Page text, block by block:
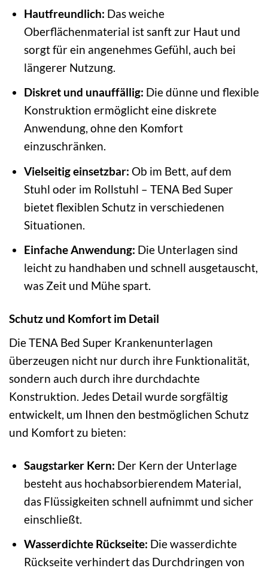
Hautfreundlich: Das weiche
Oberflächenmaterial ist sanft zur Haut und
sorgt für ein angenehmes Gefühl, auch bei
längerer Nutzung.
Diskret und unauffällig: Die dünne und flexible
Konstruktion ermöglicht eine diskrete
Anwendung, ohne den Komfort
einzuschränken.
Vielseitig einsetzbar: Ob im Bett, auf dem
Stuhl oder im Rollstuhl – TENA Bed Super
bietet flexiblen Schutz in verschiedenen
Situationen.
Einfache Anwendung: Die Unterlagen sind
leicht zu handhaben und schnell ausgetauscht,
was Zeit und Mühe spart.
Schutz und Komfort im Detail
Die TENA Bed Super Krankenunterlagen
überzeugen nicht nur durch ihre Funktionalität,
sondern auch durch ihre durchdachte
Konstruktion. Jedes Detail wurde sorgfältig
entwickelt, um Ihnen den bestmöglichen Schutz
und Komfort zu bieten:
Saugstarker Kern: Der Kern der Unterlage
besteht aus hochabsorbierendem Material,
das Flüssigkeiten schnell aufnimmt und sicher
einschließt.
Wasserdichte Rückseite: Die wasserdichte
Rückseite verhindert das Durchdringen von